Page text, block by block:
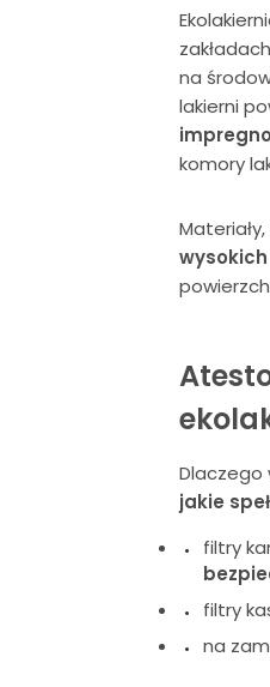
na
lakierni
komory
Dlaczego
jakie
filtry
filtry
na